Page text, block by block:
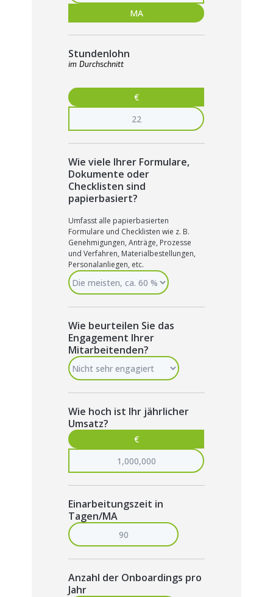
MA
Stundenlohn
im Durchschnitt
€
Wie viele Ihrer Formulare,
Dokumente oder
Checklisten sind
papierbasiert?
Umfasst alle papierbasierten
Formulare und Checklisten wie z. B.
Genehmigungen, Anträge, Prozesse
und Verfahren, Materialbestellungen,
Personalanliegen, etc.
Wie beurteilen Sie das
Engagement Ihrer
Mitarbeitenden?
Wie hoch ist Ihr jährlicher
Umsatz?
€
Einarbeitungszeit in
Tagen/MA
Anzahl der Onboardings pro
Jahr